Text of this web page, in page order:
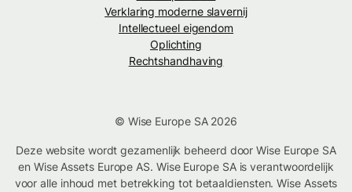
Verklaring moderne slavernij
Intellectueel eigendom
Oplichting
Rechtshandhaving
© Wise Europe SA 2026
Deze website wordt gezamenlijk beheerd door Wise Europe SA
en Wise Assets Europe AS. Wise Europe SA is verantwoordelijk
voor alle inhoud met betrekking tot betaaldiensten. Wise Assets